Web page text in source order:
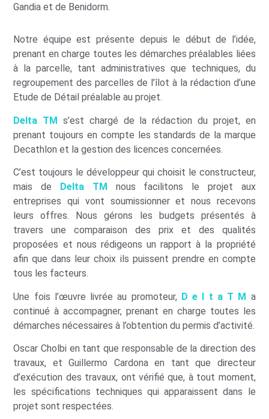
Gandia et de Benidorm.
Notre équipe est présente depuis le début de l’idée,
prenant en charge toutes les démarches préalables liées
à la parcelle, tant administratives que techniques, du
regroupement des parcelles de l’îlot à la rédaction d’une
Etude de Détail préalable au projet.
Delta TM s’est chargé de la rédaction du projet, en
prenant toujours en compte les standards de la marque
Decathlon et la gestion des licences concernées.
C’est toujours le développeur qui choisit le constructeur,
mais de Delta TM nous facilitons le projet aux
entreprises qui vont soumissionner et nous recevons
leurs offres. Nous gérons les budgets présentés à
travers une comparaison des prix et des qualités
proposées et nous rédigeons un rapport à la propriété
afin que dans leur choix ils puissent prendre en compte
tous les facteurs.
Une fois l’œuvre livrée au promoteur, D e l t a T M a
continué à accompagner, prenant en charge toutes les
démarches nécessaires à l’obtention du permis d’activité.
Oscar Cholbi en tant que responsable de la direction des
travaux, et Guillermo Cardona en tant que directeur
d’exécution des travaux, ont vérifié que, à tout moment,
les spécifications techniques qui apparaissent dans le
projet sont respectées.